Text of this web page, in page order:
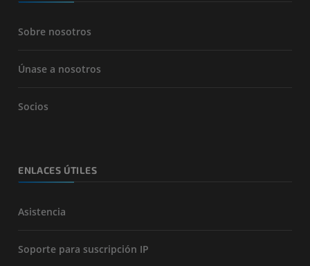
Sobre nosotros
Únase a nosotros
Socios
ENLACES ÚTILES
Asistencia
Soporte para suscripción IP